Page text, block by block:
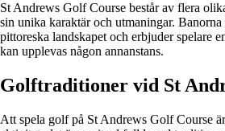
St Andrews Golf Course består av flera
sin unika karaktär och utmaningar.
pittoreska landskapet och erbjuder spelare
kan upplevas någon annanstans.
Golftraditioner vid St
Att spela golf på St Andrews Golf Course